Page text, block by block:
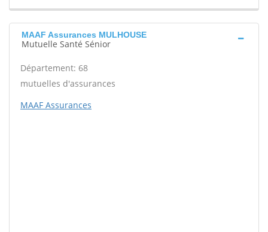
MAAF Assurances MULHOUSE
Mutuelle Santé Sénior
Département: 68
mutuelles d'assurances
MAAF Assurances